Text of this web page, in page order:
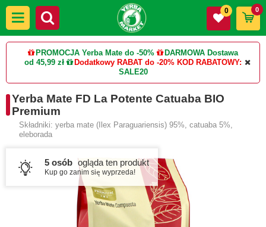
PROMOCJA Yerba Mate do -50%
DARMOWA Dostawa
od 45,99 zł
Dodatkowy RABAT do -20% KOD RABATOWY:
SALE20
0 0
Yerba Mate FD La Potente Catuaba BIO
Premium
Składniki: yerba mate (Ilex Paraguariensis) 95%, catuaba 5%,
eleborada
5 osób ogląda ten produkt
Kup go zanim się wyprzeda!